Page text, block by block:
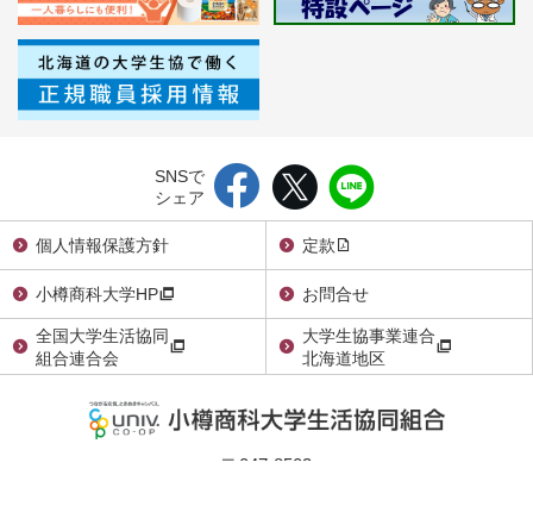
SNSで
シェア
個人情報保護方針
定款
小樽商科大学HP
お問合せ
全国大学生活協同
組合連合会
大学生協事業連合
北海道地区
〒047-8503